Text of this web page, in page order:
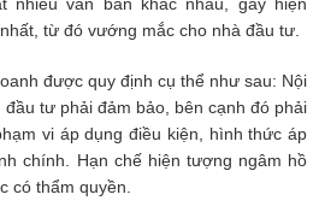
từ đó vướng mắc cho nhà đầu tư.
được quy định cụ thể như sau: Nội
tư phải đảm bảo, bên cạnh đó phải
vi áp dụng điều kiện, hình thức áp
chính. Hạn chế hiện tượng ngâm hồ
có thẩm quyền.